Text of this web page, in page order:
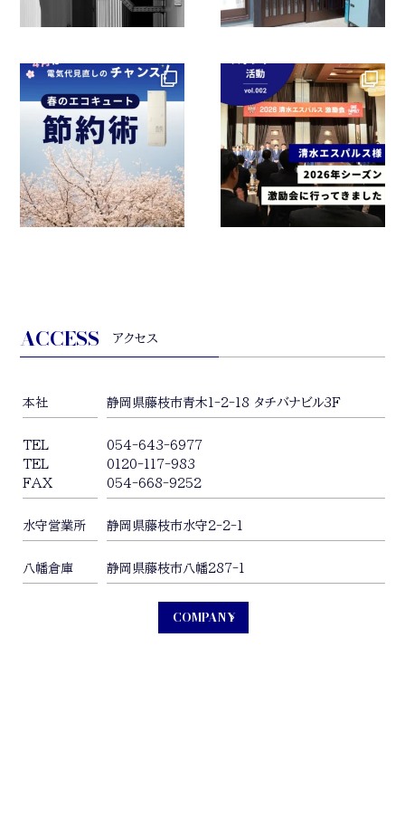
ACCESS アクセス
本社 静岡県藤枝市青木1-2-18 タチバナビル3F
TEL
TEL
FAX
054-643-6977
0120-117-983
054-668-9252
水守営業所 静岡県藤枝市水守2-2-1
八幡倉庫 静岡県藤枝市八幡287-1
COMPANY